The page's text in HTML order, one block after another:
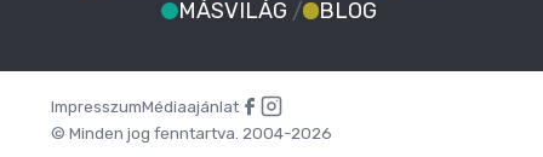
MÁSVILÁG / BLOG
ImpresszumMédiaajánlat
© Minden jog fenntartva. 2004-2026